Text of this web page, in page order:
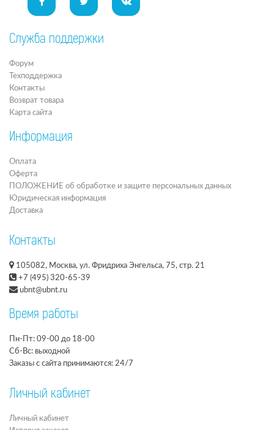
Служба поддержки
Форум
Техподдержка
Контакты
Возврат товара
Карта сайта
Информация
Оплата
Оферта
ПОЛОЖЕНИЕ об обработке и защите персональных данных
Юридическая информация
Доставка
Контакты
105082, Москва, ул. Фридриха Энгельса, 75, стр. 21
+7 (495) 320-65-39
ubnt@ubnt.ru
Время работы
Пн-Пт: 09-00 до 18-00
Сб-Вс: выходной
Заказы с сайта принимаются: 24/7
Личный кабинет
Личный кабинет